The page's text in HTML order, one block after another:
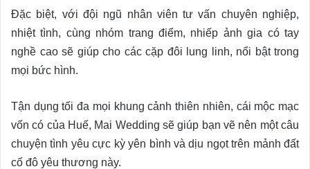
Đặc biệt, với đội ngũ nhân viên tư vấn chuyên nghiệp,
nhiệt tình, cùng nhóm trang điểm, nhiếp ảnh gia có tay
nghề cao sẽ giúp cho các cặp đôi lung linh, nổi bật trong
mọi bức hình.
Tận dụng tối đa mọi khung cảnh thiên nhiên, cái mộc mạc
vốn có của Huế, Mai Wedding sẽ giúp bạn vẽ nên một câu
chuyện tình yêu cực kỳ yên bình và dịu ngọt trên mảnh đất
cố đô yêu thương này.